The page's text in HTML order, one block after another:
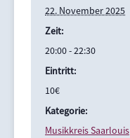
22. November 2025
Zeit:
20:00 - 22:30
Eintritt:
10€
Kategorie:
Musikkreis Saarlouis